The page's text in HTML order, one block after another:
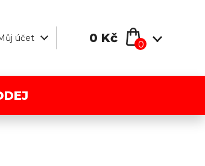
účet 0 Kč 0